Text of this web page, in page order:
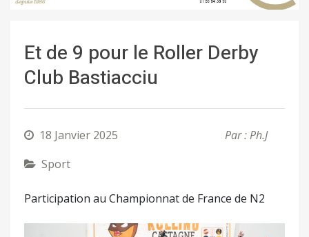
Et de 9 pour le Roller Derby
Club Bastiacciu
18 Janvier 2025
Par : Ph.J
Sport
Participation au Championnat de France de N2